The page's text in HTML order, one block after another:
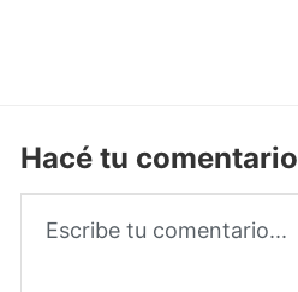
Hacé tu comentario